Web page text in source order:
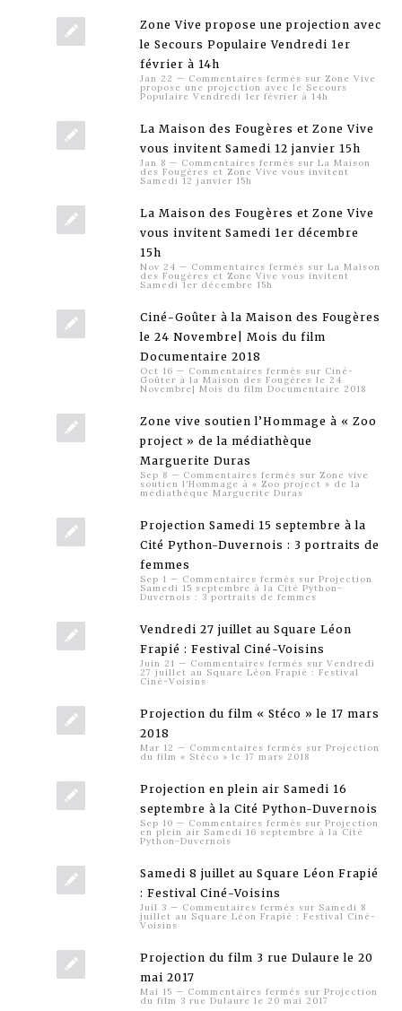
Zone Vive propose une projection avec
le Secours Populaire Vendredi 1er
février à 14h
Jan 22 — Commentaires fermés sur Zone Vive
propose une projection avec le Secours
Populaire Vendredi 1er février à 14h
La Maison des Fougères et Zone Vive
vous invitent Samedi 12 janvier 15h
Jan 8 — Commentaires fermés sur La Maison
des Fougères et Zone Vive vous invitent
Samedi 12 janvier 15h
La Maison des Fougères et Zone Vive
vous invitent Samedi 1er décembre
15h
Nov 24 — Commentaires fermés sur La Maison
des Fougères et Zone Vive vous invitent
Samedi 1er décembre 15h
Ciné-Goûter à la Maison des Fougères
le 24 Novembre| Mois du film
Documentaire 2018
Oct 16 — Commentaires fermés sur Ciné-
Goûter à la Maison des Fougères le 24
Novembre| Mois du film Documentaire 2018
Zone vive soutien l’Hommage à « Zoo
project » de la médiathèque
Marguerite Duras
Sep 8 — Commentaires fermés sur Zone vive
soutien l’Hommage à « Zoo project » de la
médiathèque Marguerite Duras
Projection Samedi 15 septembre à la
Cité Python-Duvernois : 3 portraits de
femmes
Sep 1 — Commentaires fermés sur Projection
Samedi 15 septembre à la Cité Python-
Duvernois : 3 portraits de femmes
Vendredi 27 juillet au Square Léon
Frapié : Festival Ciné-Voisins
Juin 21 — Commentaires fermés sur Vendredi
27 juillet au Square Léon Frapié : Festival
Ciné-Voisins
Projection du film « Stéco » le 17 mars
2018
Mar 12 — Commentaires fermés sur Projection
du film « Stéco » le 17 mars 2018
Projection en plein air Samedi 16
septembre à la Cité Python-Duvernois
Sep 10 — Commentaires fermés sur Projection
en plein air Samedi 16 septembre à la Cité
Python-Duvernois
Samedi 8 juillet au Square Léon Frapié
: Festival Ciné-Voisins
Juil 3 — Commentaires fermés sur Samedi 8
juillet au Square Léon Frapié : Festival Ciné-
Voisins
Projection du film 3 rue Dulaure le 20
mai 2017
Mai 15 — Commentaires fermés sur Projection
du film 3 rue Dulaure le 20 mai 2017